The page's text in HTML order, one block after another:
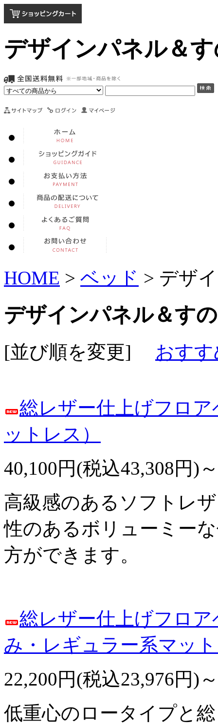
デザインパネル＆
HOME > ベッド > デザ
デザインパネル＆す
[並び順を変更] おす
総レザー仕上げフロ
ットレス）
40,100円(税込43,308円)～
高級感のあるソフトレ
性のあるボリューミー
方ができます。
総レザー仕上げフロ
み・レギュラー系マッ
22,200円(税込23,976円)～
低重心のロータイプと